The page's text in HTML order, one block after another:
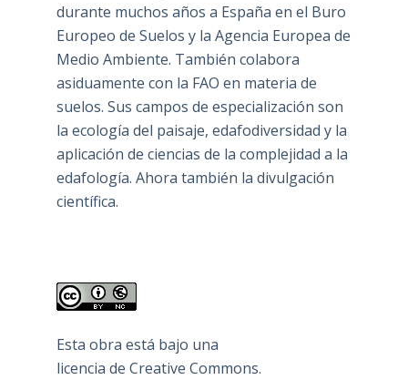
durante muchos años a España en el Buro
Europeo de Suelos y la Agencia Europea de
Medio Ambiente. También colabora
asiduamente con la FAO en materia de
suelos. Sus campos de especialización son
la ecología del paisaje, edafodiversidad y la
aplicación de ciencias de la complejidad a la
edafología. Ahora también la divulgación
científica.
Esta obra está bajo una
licencia de Creative Commons.